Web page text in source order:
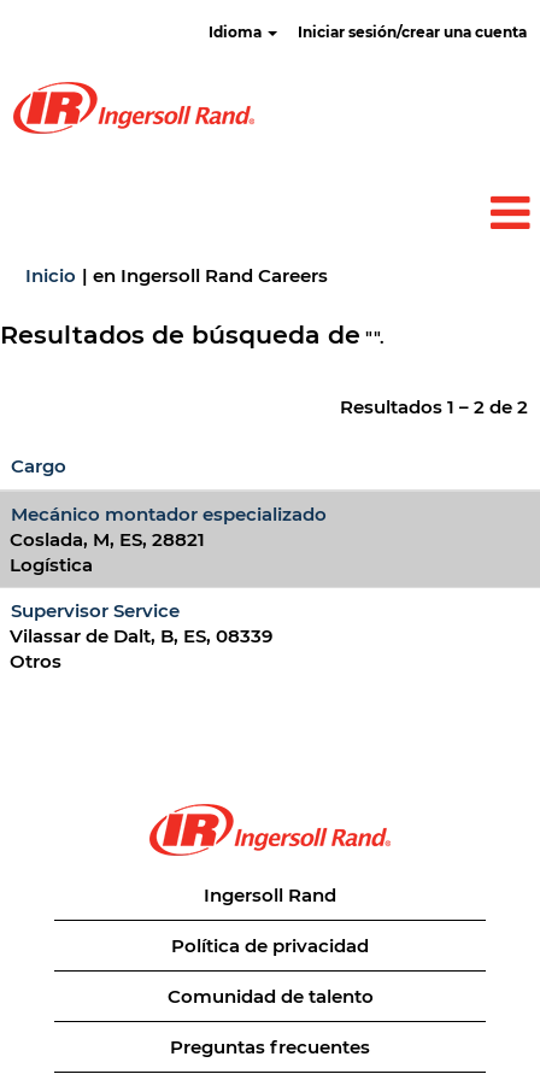
Idioma Iniciar sesión/crear una cuenta
Inicio | en Ingersoll Rand Careers(página
Resultados de búsqueda de "".
Resultados 1 – 2 de 2
Cargo
Mecánico montador especializado
Coslada, M, ES, 28821
Logística
Supervisor Service
Vilassar de Dalt, B, ES, 08339
Otros
Ingersoll Rand
Política de privacidad
Comunidad de talento
Preguntas frecuentes